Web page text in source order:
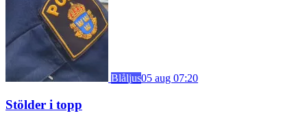
Blåljus05 aug 07:20
Stölder i topp